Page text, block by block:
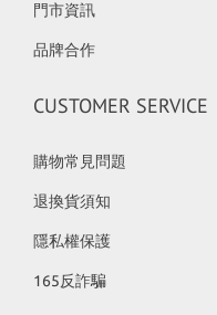
門市資訊
品牌合作
CUSTOMER SERVICE
購物常見問題
退換貨須知
隱私權保護
165反詐騙